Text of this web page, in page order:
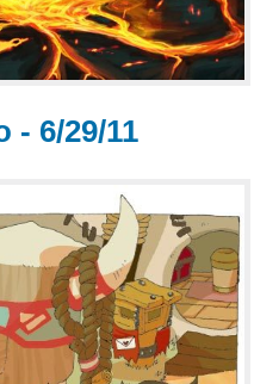
- 6/29/11